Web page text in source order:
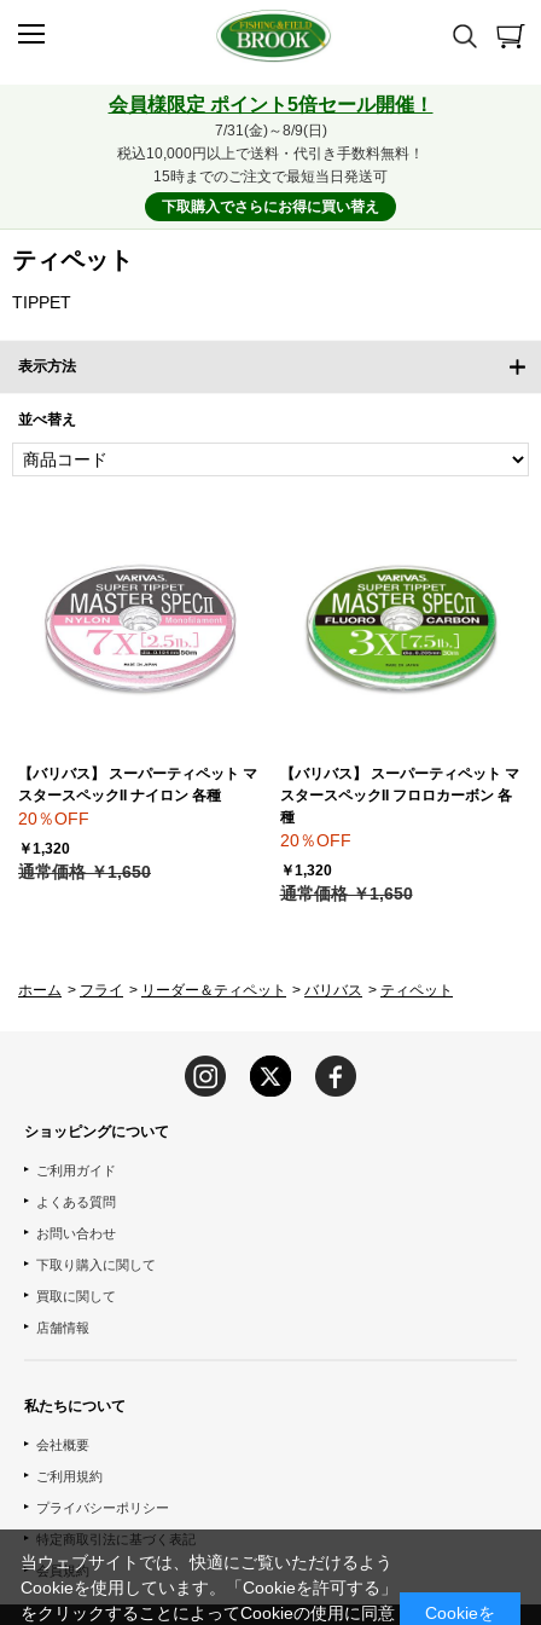
会員様限定 ポイント5倍セール開催！
7/31(金)～8/9(日)
税込10,000円以上で送料・代引き手数料無料！
15時までのご注文で最短当日発送可
下取購入でさらにお得に買い替え
ティペット
TIPPET
表示方法
並べ替え
【バリバス】 スーパーティペット マ
スタースペックII ナイロン 各種
20％OFF
￥1,320
通常価格 ￥1,650
【バリバス】 スーパーティペット マ
スタースペックII フロロカーボン 各
種
20％OFF
￥1,320
通常価格 ￥1,650
ホーム > フライ > リーダー＆ティペット > バリバス > ティペット
ショッピングについて
ご利用ガイド
よくある質問
お問い合わせ
下取り購入に関して
買取に関して
店舗情報
私たちについて
会社概要
ご利用規約
プライバシーポリシー
特定商取引法に基づく表記
会員規約
当ウェブサイトでは、快適にご覧いただけるよう
Cookieを使用しています。「Cookieを許可する」
をクリックすることによってCookieの使用に同意
Cookieを